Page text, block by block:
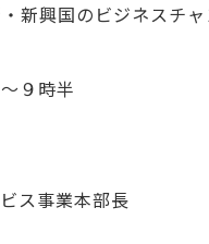
興国のビジネスチャ
９時半
ス事業本部長